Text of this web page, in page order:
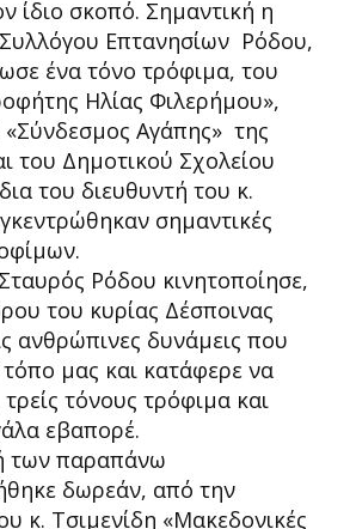
ίδιο σκοπό. Σημαντική η
Επτανησίων Ρόδου,
ένα τόνο τρόφιμα, του
Ηλίας Φιλερήμου»,
Αγάπης» της
του Δημοτικού Σχολείου
του διευθυντή του κ.
σημαντικές
Ρόδου κινητοποίησε,
του κυρίας Δέσποινας
ανθρώπινες δυνάμεις που
τόπο μας και κατάφερε να
τόνους τρόφιμα και
εβαπορέ.
παραπάνω
δωρεάν, από την
κ. Τσιμενίδη «Μακεδονικές